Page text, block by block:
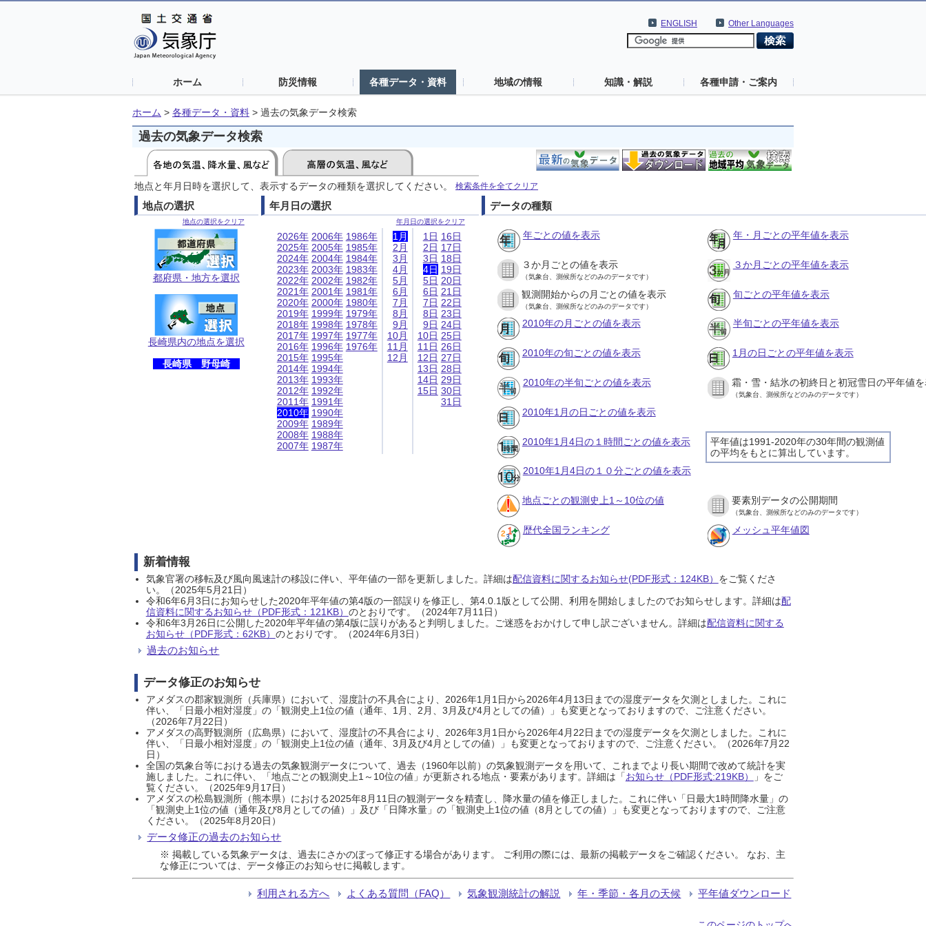
Other Languages
ENGLISH
ホーム 防災情報 各種データ・資料 地域の情報 知識・解説 各種申請・ご案内
ホーム > 各種データ・資料 > 過去の気象データ検索
過去の気象データ検索
地点と年月日時を選択して、表示するデータの種類を選択してください。 検索条件を全てクリア
地点の選択
地点の選択をクリア
都府県・地方を選択
長崎県内の地点を選択
長崎県 野母崎
年月日の選択
年月日の選択をクリア
2026年
2025年
2024年
2023年
2022年
2021年
2020年
2019年
2018年
2017年
2016年
2015年
2014年
2013年
2012年
2011年
2010年
2009年
2008年
2007年
2006年
2005年
2004年
2003年
2002年
2001年
2000年
1999年
1998年
1997年
1996年
1995年
1994年
1993年
1992年
1991年
1990年
1989年
1988年
1987年
1986年
1985年
1984年
1983年
1982年
1981年
1980年
1979年
1978年
1977年
1976年
1月
2月
3月
4月
5月
6月
7月
8月
9月
10月
11月
12月
1日
2日
3日
4日
5日
6日
7日
8日
9日
10日
11日
12日
13日
14日
15日
16日
17日
18日
19日
20日
21日
22日
23日
24日
25日
26日
27日
28日
29日
30日
31日
データの種類
年ごとの値を表示 年・月ごとの平年値を表示
３か月ごとの値を表示
（気象台、測候所などのみのデータです）
３か月ごとの平年値を表示
観測開始からの月ごとの値を表示
（気象台、測候所などのみのデータです）
旬ごとの平年値を表示
2010年の月ごとの値を表示 半旬ごとの平年値を表示
2010年の旬ごとの値を表示 1月の日ごとの平年値を表示
2010年の半旬ごとの値を表示 霜・雪・結氷の初終日と初冠雪日の平年値
（気象台、測候所などのみのデータです）
2010年1月の日ごとの値を表示
平年値は1991-2020年の30年間の観測値
の平均をもとに算出しています。
2010年1月4日の１時間ごとの値を表示
2010年1月4日の１０分ごとの値を表示
地点ごとの観測史上1～10位の値 要素別データの公開期間
（気象台、測候所などのみのデータです）
歴代全国ランキング メッシュ平年値図
新着情報
気象官署の移転及び風向風速計の移設に伴い、平年値の一部を更新しました。詳細は配信資料に関するお知らせ(PDF形式：124KB） をご覧くださ
い。（2025年5月21日）
令和6年6月3日にお知らせした2020年平年値の第4版の一部誤りを修正し、第4.0.1版として公開、利用を開始しましたのでお知らせします。詳細は配
信資料に関するお知らせ（PDF形式：121KB） のとおりです。（2024年7月11日）
令和6年3月26日に公開した2020年平年値の第4版に誤りがあると判明しました。ご迷惑をおかけして申し訳ございません。詳細は配信資料に関する
お知らせ（PDF形式：62KB） のとおりです。（2024年6月3日）
過去のお知らせ
データ修正のお知らせ
アメダスの郡家観測所（兵庫県）において、湿度計の不具合により、2026年1月1日から2026年4月13日までの湿度データを欠測としました。これに
伴い、「日最小相対湿度」の「観測史上1位の値（通年、1月、2月、3月及び4月としての値）」も変更となっておりますので、ご注意ください。
（2026年7月22日）
アメダスの高野観測所（広島県）において、湿度計の不具合により、2026年3月1日から2026年4月22日までの湿度データを欠測としました。これに
伴い、「日最小相対湿度」の「観測史上1位の値（通年、3月及び4月としての値）」も変更となっておりますので、ご注意ください。（2026年7月22
日）
全国の気象台等における過去の気象観測データについて、過去（1960年以前）の気象観測データを用いて、これまでより長い期間で改めて統計を実
施しました。これに伴い、「地点ごとの観測史上1～10位の値」が更新される地点・要素があります。詳細は「お知らせ（PDF形式:219KB）
」をご
覧ください。（2025年9月17日）
アメダスの松島観測所（熊本県）における2025年8月11日の観測データを精査し、降水量の値を修正しました。これに伴い「日最大1時間降水量」の
「観測史上1位の値（通年及び8月としての値）」及び「日降水量」の「観測史上1位の値（8月としての値）」も変更となっておりますので、ご注意
ください。（2025年8月20日）
データ修正の過去のお知らせ
※ 掲載している気象データは、過去にさかのぼって修正する場合があります。 ご利用の際には、最新の掲載データをご確認ください。 なお、主
な修正については、データ修正のお知らせに掲載します。
利用される方へ よくある質問（FAQ） 気象観測統計の解説 年・季節・各月の天候 平年値ダウンロード